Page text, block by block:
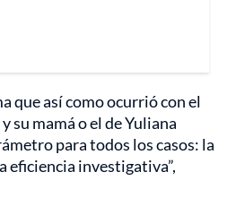
que así como ocurrió con el
su mamá o el de Yuliana
para todos los casos: la
eficiencia investigativa”,